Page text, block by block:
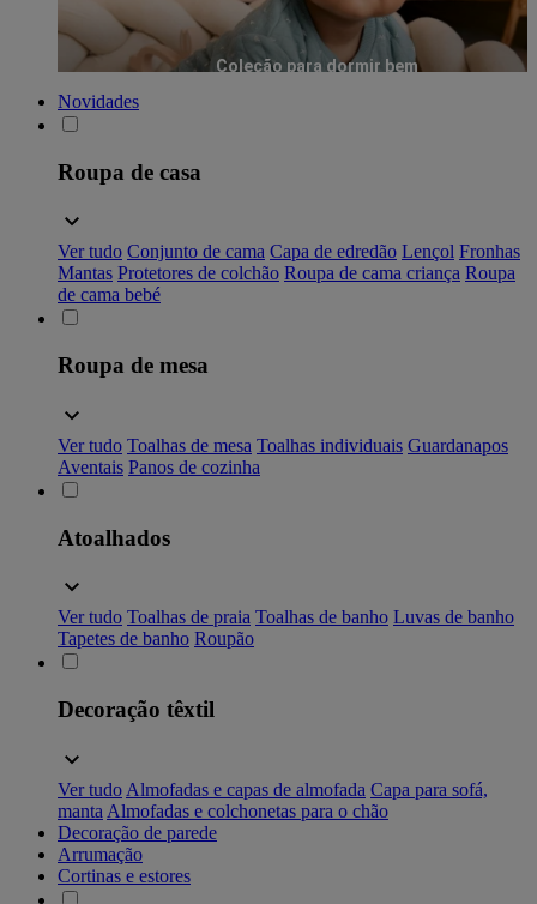
Coleção para dormir bem
Novidades
Roupa de casa
Ver tudo Conjunto de cama Capa de edredão Lençol Fronhas
Mantas Protetores de colchão Roupa de cama criança Roupa
de cama bebé
Roupa de mesa
Ver tudo Toalhas de mesa Toalhas individuais Guardanapos
Aventais Panos de cozinha
Atoalhados
Ver tudo Toalhas de praia Toalhas de banho Luvas de banho
Tapetes de banho Roupão
Decoração têxtil
Ver tudo Almofadas e capas de almofada Capa para sofá,
manta Almofadas e colchonetas para o chão
Decoração de parede
Arrumação
Cortinas e estores